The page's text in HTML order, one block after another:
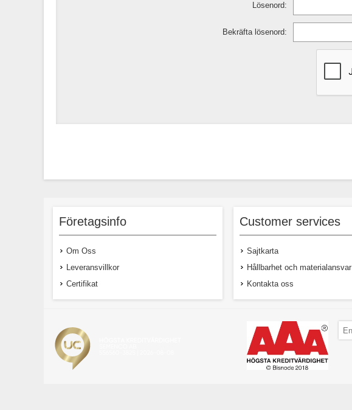
Lösenord:
Bekräfta lösenord:
Företagsinfo
Om Oss
Leveransvillkor
Certifikat
Customer services
Sajtkarta
Hållbarhet och materialansvar
Kontakta oss